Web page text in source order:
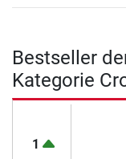
Bestseller
Kategorie
1